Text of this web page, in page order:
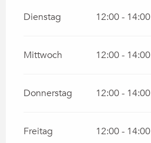
Dienstag 12:00 - 14:00
Mittwoch 12:00 - 14:00
Donnerstag 12:00 - 14:00
Freitag 12:00 - 14:00